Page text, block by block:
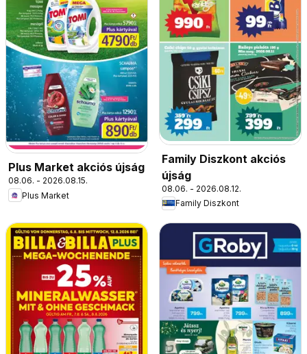
Plus Market akciós újság
08.06. - 2026.08.15.
Plus Market
Family Diszkont akciós
újság
08.06. - 2026.08.12.
Family Diszkont